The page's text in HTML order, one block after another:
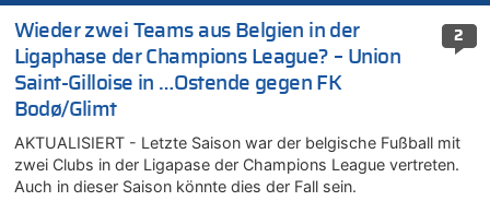
2
Wieder zwei Teams aus Belgien in der
Ligaphase der Champions League? – Union
Saint-Gilloise in …Ostende gegen FK
Bodø/Glimt
AKTUALISIERT - Letzte Saison war der belgische Fußball mit
zwei Clubs in der Ligapase der Champions League vertreten.
Auch in dieser Saison könnte dies der Fall sein.